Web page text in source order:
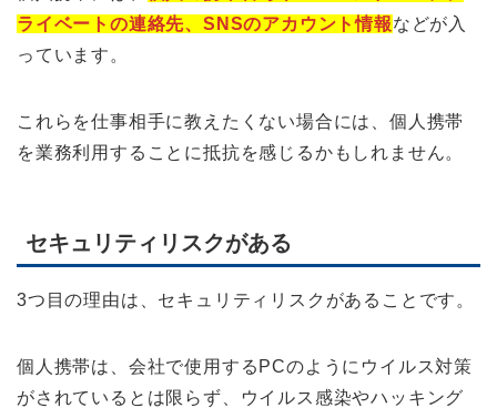
ライベートの連絡先、SNSのアカウント情報などが入
っています。
これらを仕事相手に教えたくない場合には、個人携帯
を業務利用することに抵抗を感じるかもしれません。
セキュリティリスクがある
3つ目の理由は、セキュリティリスクがあることです。
個人携帯は、会社で使用するPCのようにウイルス対策
がされているとは限らず、ウイルス感染やハッキング